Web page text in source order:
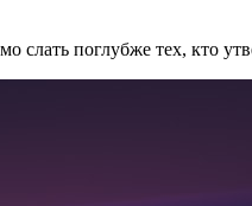
поглубже тех, кто